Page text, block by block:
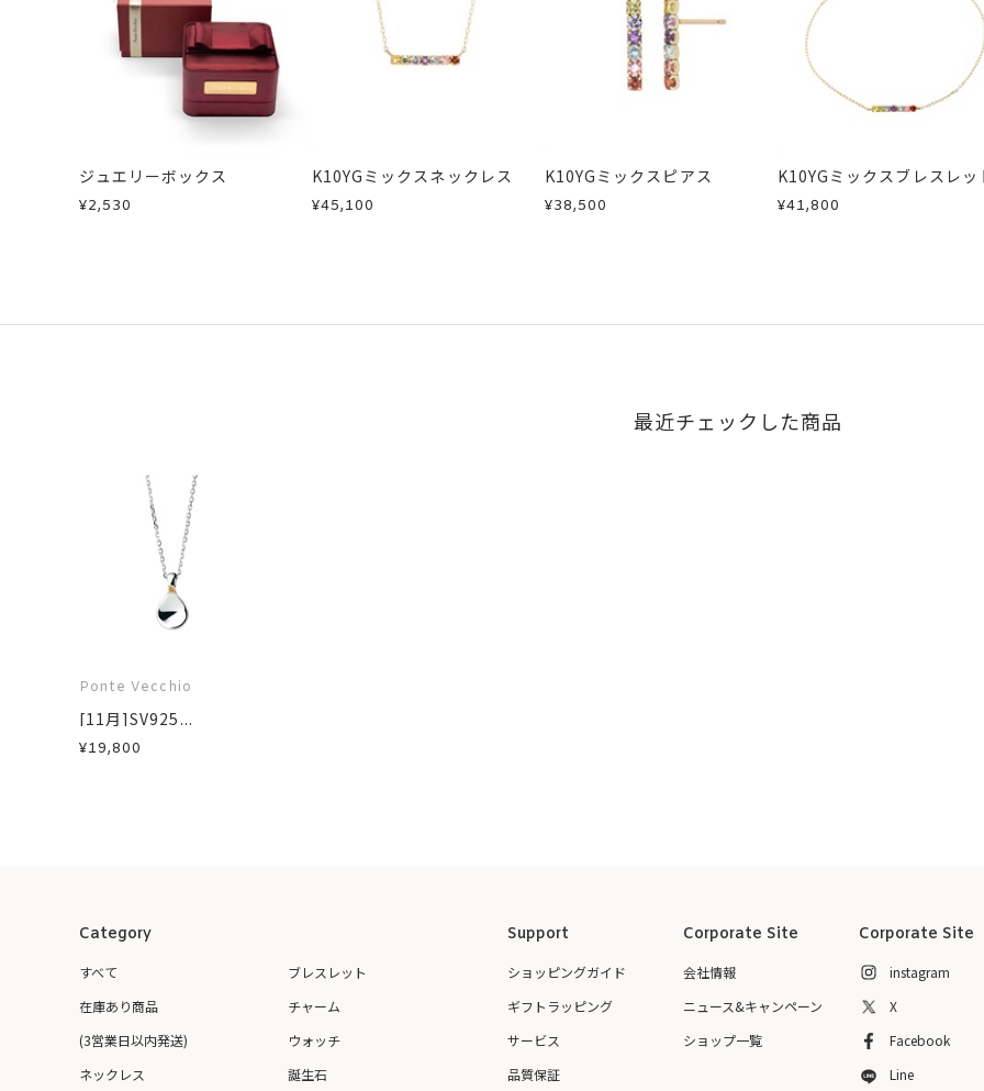
ジュエリーボックス
¥2,530
K10YGミックスネックレス
¥45,100
K10YGミックスピアス
¥38,500
K10YGミックスブレスレッ
¥41,800
最近チェックした商品
Ponte Vecchio
[11月]SV925...
¥19,800
Category
すべて
在庫あり商品
(3営業日以内発送)
ネックレス
ブレスレット
チャーム
ウォッチ
誕生石
Support
ショッピングガイド
ギフトラッピング
サービス
品質保証
Corporate Site
会社情報
ニュース&キャンペーン
ショップ一覧
Corporate Site
instagram
X
Facebook
Line